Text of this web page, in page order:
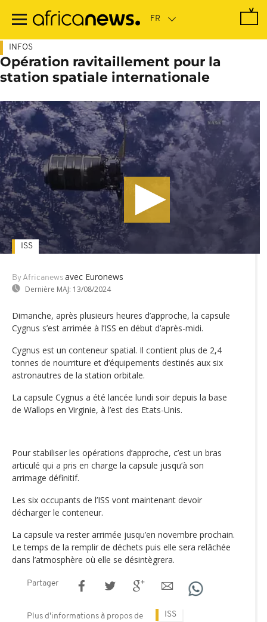
contenu
INFOS
Opération ravitaillement pour la
station spatiale internationale
By Africanews avec Euronews
Dernière MAJ: 13/08/2024
ISS
Dimanche, après plusieurs heures d’approche, la capsule
Cygnus s’est arrimée à l’ISS en début d’après-midi.
Cygnus est un conteneur spatial. Il contient plus de 2,4
tonnes de nourriture et d‘équipements destinés aux six
astronautres de la station orbitale.
La capsule Cygnus a été lancée lundi soir depuis la base
de Wallops en Virginie, à l’est des Etats-Unis.
Pour stabiliser les opérations d’approche, c’est un bras
articulé qui a pris en charge la capsule jusqu‘à son
arrimage définitif.
Les six occupants de l’ISS vont maintenant devoir
décharger le conteneur.
La capsule va rester arrimée jusqu’en novembre prochain.
Le temps de la remplir de déchets puis elle sera relâchée
dans l’atmosphère où elle se désintègrera.
Partager
Plus d'informations à propos de ISS